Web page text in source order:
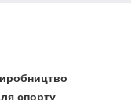
спорту